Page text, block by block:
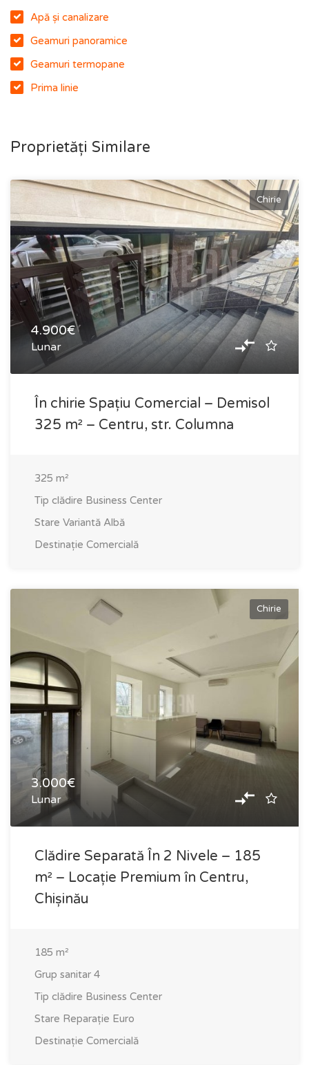
Apă și canalizare
Geamuri panoramice
Geamuri termopane
Prima linie
Proprietăți Similare
Chirie
4.900€
Lunar
În chirie Spațiu Comercial – Demisol
325 m² – Centru, str. Columna
325 m²
Tip clădire Business Center
Stare Variantă Albă
Destinație Comercială
Chirie
3.000€
Lunar
Clădire Separată În 2 Nivele – 185
m² – Locație Premium în Centru,
Chișinău
185 m²
Grup sanitar 4
Tip clădire Business Center
Stare Reparație Euro
Destinație Comercială